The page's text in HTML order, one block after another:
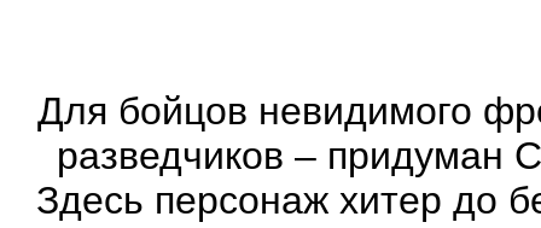
Для бойцов невидимого
разведчиков – придуман
Здесь персонаж хитер до